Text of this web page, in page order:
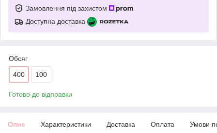
Замовлення під захистом
Доступна доставка
Обсяг
400 100
Готово до відправки
Опис Характеристики Доставка Оплата Умови